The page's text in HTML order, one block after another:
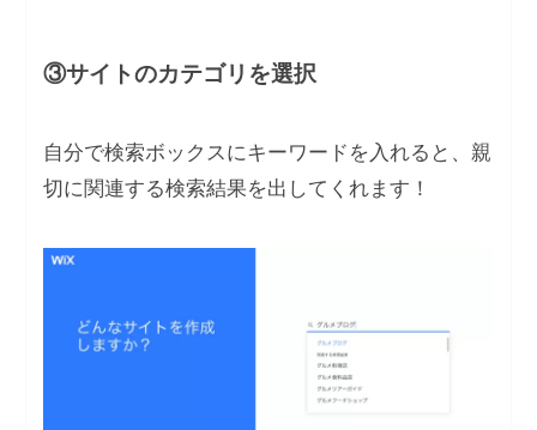
③サイトのカテゴリを選択
自分で検索ボックスにキーワードを入れると、親
切に関連する検索結果を出してくれます！